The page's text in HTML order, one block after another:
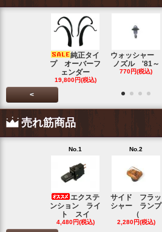
純正タイ
プ オーバーフ
ェンダー
19,800円(税込)
ウォッシャー
ノズル '81～
770円(税込)
<
売れ筋商品
No.1
エクステ
ンション ライ
ト スイ
4,480円(税込)
No.2
サイド フラッ
シャー ランプ
（
2,280円(税込)